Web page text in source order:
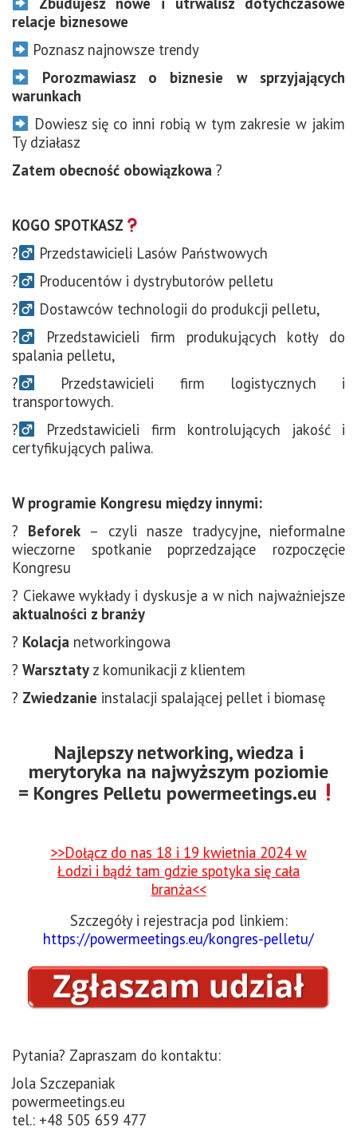
relacje biznesowe
Poznasz najnowsze trendy
Porozmawiasz o biznesie w sprzyjających
warunkach
Dowiesz się co inni robią w tym zakresie w jakim
Ty działasz
Zatem obecność obowiązkowa ?
KOGO SPOTKASZ
?‍
Przedstawicieli Lasów Państwowych
?‍
Producentów i dystrybutorów pelletu
?‍
Dostawców technologii do produkcji pelletu,
?‍
Przedstawicieli firm produkujących kotły do
spalania pelletu,
?‍
Przedstawicieli firm logistycznych i
transportowych.
?‍
Przedstawicieli firm kontrolujących jakość i
certyfikujących paliwa.
W programie Kongresu między innymi:
? Beforek – czyli nasze tradycyjne, nieformalne
wieczorne spotkanie poprzedzające rozpoczęcie
Kongresu
? Ciekawe wykłady i dyskusje a w nich najważniejsze
aktualności z branży
? Kolacja networkingowa
? Warsztaty z komunikacji z klientem
? Zwiedzanie instalacji spalającej pellet i biomasę
Najlepszy networking, wiedza i
merytoryka na najwyższym poziomie
= Kongres Pelletu powermeetings.eu
>>Dołącz do nas 18 i 19 kwietnia 2024 w
Łodzi i bądź tam gdzie spotyka się cała
branża<<
Szczegóły i rejestracja pod linkiem:
https://powermeetings.eu/kongres-pelletu/
Pytania? Zapraszam do kontaktu:
Jola Szczepaniak
powermeetings.eu
tel.: +48 505 659 477